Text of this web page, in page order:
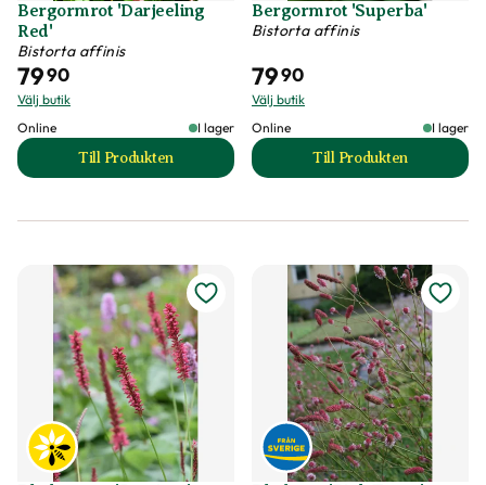
Bergormrot 'Darjeeling
Red'
Bistorta affinis
7990
Välj butik
Online
I lager
Till Produkten
till Bergormrot 'Darjeeling Red' produktsida
Bergormrot 'Superba'
Bistorta affinis
7990
Välj butik
Online
I lager
Till Produkten
till Bergormrot